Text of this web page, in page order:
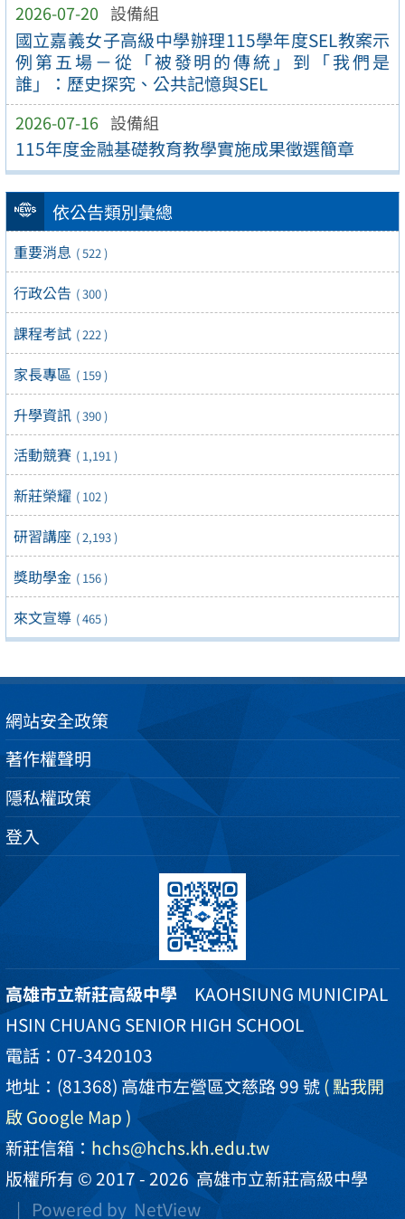
2026-07-20 設備組
國立嘉義女子高級中學辦理115學年度SEL教案示
例第五場－從「被發明的傳統」到「我們是
誰」：歷史探究、公共記憶與SEL
2026-07-16 設備組
115年度金融基礎教育教學實施成果徵選簡章
依公告類別彙總
重要消息 ( 522 )
行政公告 ( 300 )
課程考試 ( 222 )
家長專區 ( 159 )
升學資訊 ( 390 )
活動競賽 ( 1,191 )
新莊榮耀 ( 102 )
研習講座 ( 2,193 )
獎助學金 ( 156 )
來文宣導 ( 465 )
網站安全政策
著作權聲明
隱私權政策
登入
高雄市立新莊高級中學 KAOHSIUNG MUNICIPAL
HSIN CHUANG SENIOR HIGH SCHOOL
電話：07-3420103
地址：(81368) 高雄市左營區文慈路 99 號( 點我開
啟 Google Map )
新莊信箱： hchs@hchs.kh.edu.tw
版權所有 © 2017 - 2026高雄市立新莊高級中學
| Powered by NetView